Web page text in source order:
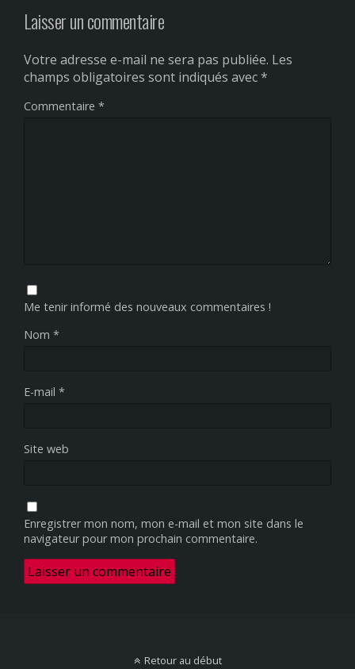
Laisser un commentaire
Votre adresse e-mail ne sera pas publiée. Les
champs obligatoires sont indiqués avec*
Commentaire *
Me tenir informé des nouveaux commentaires !
Nom *
E-mail *
Site web
Enregistrer mon nom, mon e-mail et mon site dans le
navigateur pour mon prochain commentaire.
Retour au début